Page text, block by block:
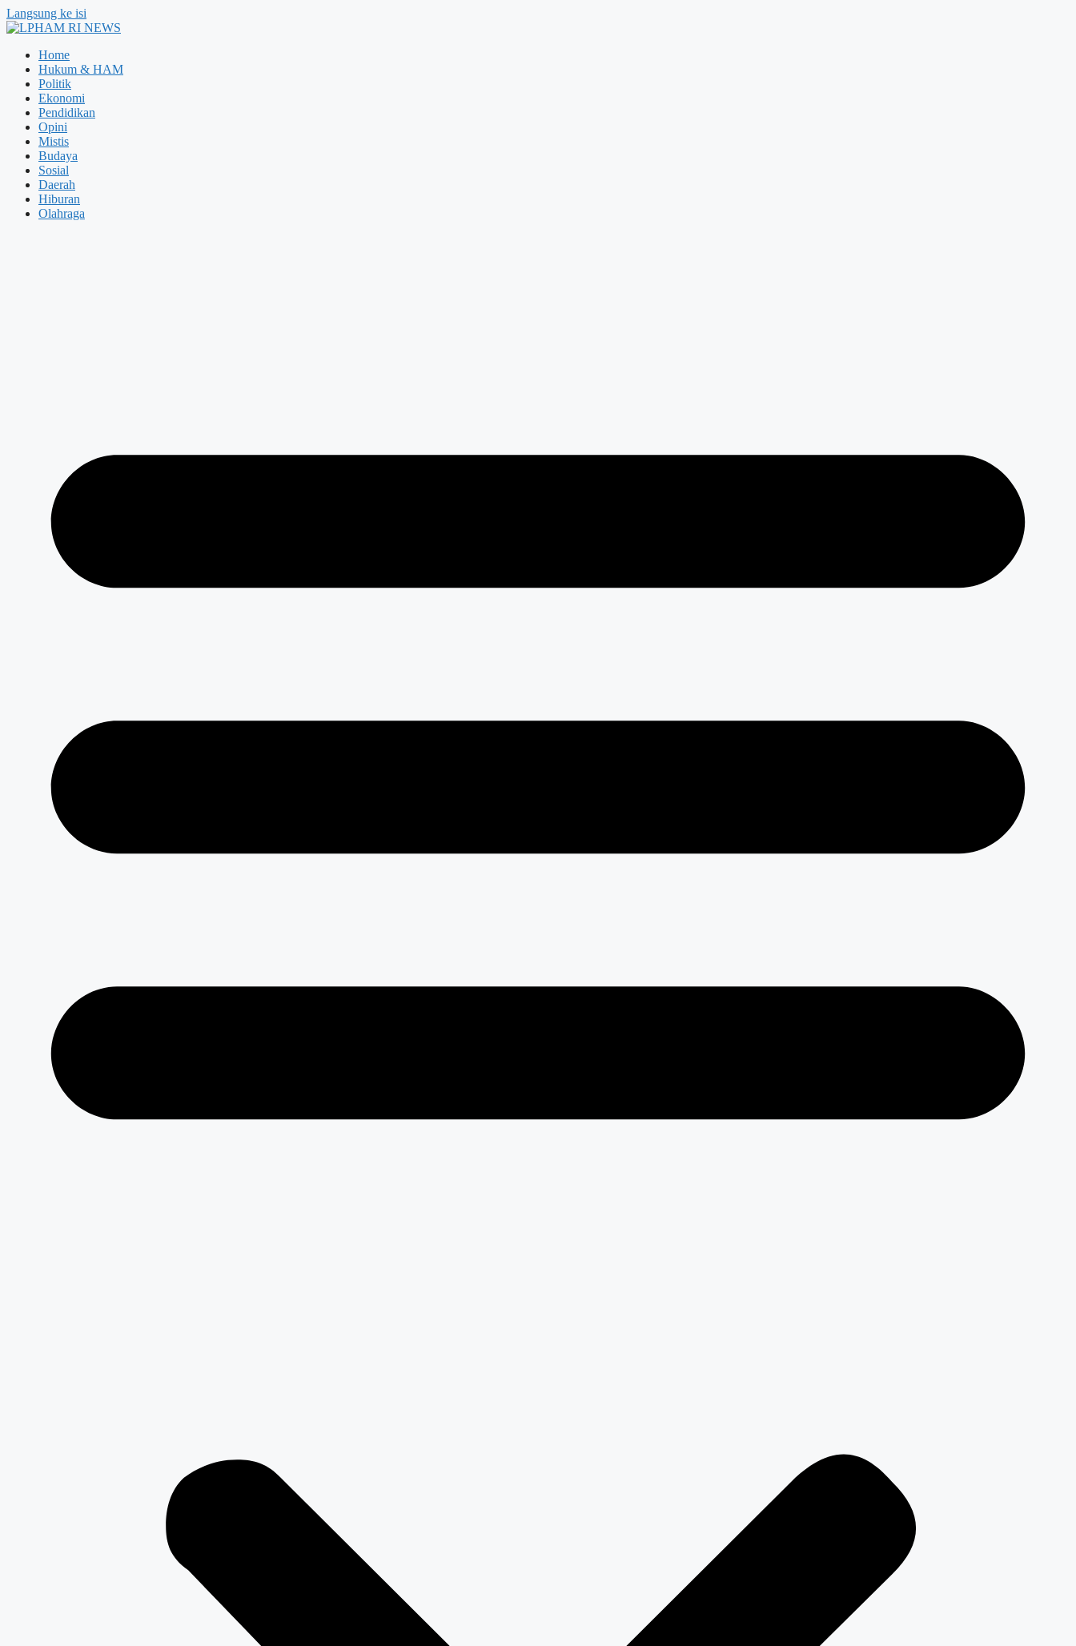
Langsung ke isi
Home
Hukum & HAM
Politik
Ekonomi
Pendidikan
Opini
Mistis
Budaya
Sosial
Daerah
Hiburan
Olahraga